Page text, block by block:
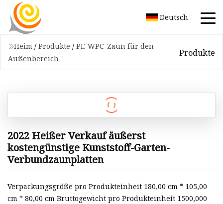
Deutsch
Heim / Produkte / PE-WPC-Zaun für den
Außenbereich
Produkte
2022 Heißer Verkauf äußerst
kostengünstige Kunststoff-Garten-
Verbundzaunplatten
Verpackungsgröße pro Produkteinheit 180,00 cm * 105,00
cm * 80,00 cm Bruttogewicht pro Produkteinheit 1500,000